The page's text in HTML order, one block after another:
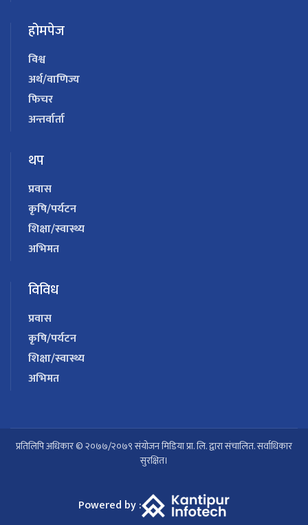
होमपेज
विश्व
अर्थ/वाणिज्य
फिचर
अन्तर्वार्ता
थप
प्रवास
कृषि/पर्यटन
शिक्षा/स्वास्थ्य
अभिमत
विविध
प्रवास
कृषि/पर्यटन
शिक्षा/स्वास्थ्य
अभिमत
प्रतिलिपि अधिकार © २०७७/२०७९ संयोजन मिडिया प्रा. लि. द्वारा संचालित. सर्वाधिकार
सुरक्षित।
Powered by :